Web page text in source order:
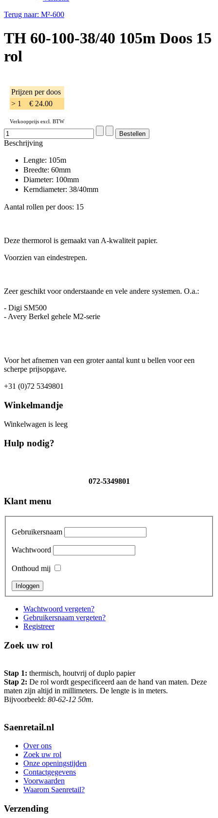
Terug naar: M²-600
TH 60-100-38/40 105m Doos 15
rol
Prijzen per doos
> 1
€ 24.00
Verkoopprijs excl. BTW
Beschrijving
Lengte: 105m
Breedte: 60mm
Diameter: 100mm
Kerndiameter: 38/40mm
Aantal rollen per doos: 15
Deze thermorol is gemaakt van A-kwaliteit papier.
Voorzien van eindestrepen.
Zeer geschikt voor onderstaande en vele andere systemen. O.a.:
- Digi SM500
- Avery Berkel gehele M2-serie
Voor het afnemen van een groter aantal kunt u bellen voor een
scherpe prijsopgave.
+31 (0)72 5349801
Winkelmandje
Winkelwagen is leeg
Hulp nodig?
072-5349801
Klant menu
Gebruikersnaam
Wachtwoord
Onthoud mij
Wachtwoord vergeten?
Gebruikersnaam vergeten?
Registreer
Zoek uw rol
Stap 1: thermisch, houtvrij of duplo papier
Stap 2: De rol wordt gespecificeerd aan de hand van maten. Deze
maten zijn altijd in millimeters. De lengte is in meters.
Bijvoorbeeld: 80-62-12 50m.
Saenretail.nl
Over ons
Zoek uw rol
Onze openingstijden
Contactgegevens
Voorwaarden
Waarom Saenretail?
Verzending